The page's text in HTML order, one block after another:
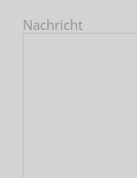
Nachricht